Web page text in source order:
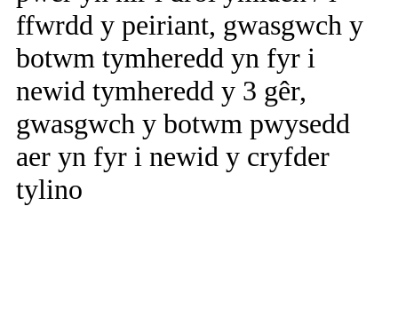
ffwrdd y peiriant, gwasgwch y
botwm tymheredd yn fyr i
newid tymheredd y 3 gêr,
gwasgwch y botwm pwysedd
aer yn fyr i newid y cryfder
tylino